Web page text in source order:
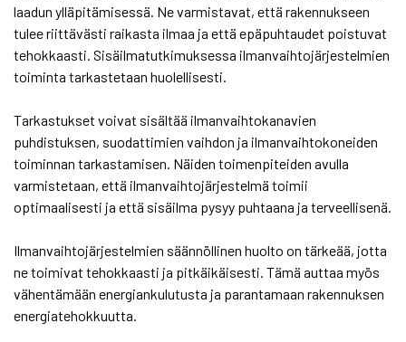
laadun ylläpitämisessä. Ne varmistavat, että rakennukseen
tulee riittävästi raikasta ilmaa ja että epäpuhtaudet poistuvat
tehokkaasti. Sisäilmatutkimuksessa ilmanvaihtojärjestelmien
toiminta tarkastetaan huolellisesti.
Tarkastukset voivat sisältää ilmanvaihtokanavien
puhdistuksen, suodattimien vaihdon ja ilmanvaihtokoneiden
toiminnan tarkastamisen. Näiden toimenpiteiden avulla
varmistetaan, että ilmanvaihtojärjestelmä toimii
optimaalisesti ja että sisäilma pysyy puhtaana ja terveellisenä.
Ilmanvaihtojärjestelmien säännöllinen huolto on tärkeää, jotta
ne toimivat tehokkaasti ja pitkäikäisesti. Tämä auttaa myös
vähentämään energiankulutusta ja parantamaan rakennuksen
energiatehokkuutta.